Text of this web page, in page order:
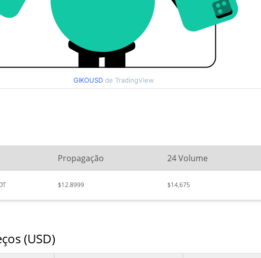
GIKOUSD de TradingView
Propagação 24 Volume
$12.8999 $14,675
(USD)